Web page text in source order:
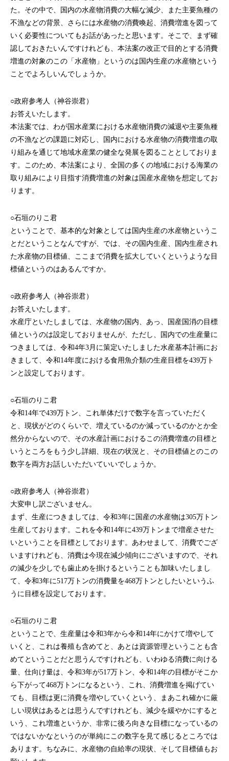
た。その中で、国内の水産物消費の大幅な減少、また主要魚種の
不漁などの背景、さらには水産物の消費喚起、消費増進を図って
いく必要性についてもお話があったと思います。そこで、まず確
認しておきたいんですけれども、本法案の改正で目的とする消費
増進の対象のこの「水産物」というのは国内生産の水産物という
ことでよろしいんでしょうか。
○政府参考人（神谷崇君）
お答えいたします。
本法案では、わが国水産業における水産物消費の減退や主要魚種
の不漁などの課題に対応し、国内における水産物の消費増進の取
り組みを通じて地域水産業の健全な発展を図ることとしておりま
す。このため、本法案により、全国の多くの地域における海業の
取り組みにより目指す消費増進の対象は国産水産物を想定してお
ります。
○石垣のりこ君
ということで、基本的な対象としては国内生産の水産物というこ
とだということなんですが、では、その国内生産、国内生産され
た水産物の目標値、ここまで消費を拡大していくというような目
標値というのはあるんですか。
○政府参考人（神谷崇君）
お答えいたします。
水産庁といたしましては、水産物の国内、あっ、国産国消の目標
値というのは設定しておりませんが、ただし、国内での生産量に
つきましては、令和4年3月に策定いたしました水産基本計画にお
きまして、令和14年度における食用魚介類の生産目標を439万ト
ンと設定しております。
○石垣のりこ君
令和14年で439万トン、これ単体だけで数字を言っていただく
と、現状がどのくらいで、増えているのか減っているのかとか全
然分からないので、その水産計画におけるこの消費増進の目標と
いうところをもう少し詳細、現在の状況と、その目標値とのこの
数字を両方お話しいただいていいでしょうか。
○政府参考人（神谷崇君）
大変申し訳ございません。
まず、生産につきましては、令和3年に国産の水産物は305万トン
生産しております。これを令和14年に439万トンまで増産させた
いということを目標としております。あわせまして、消費でござ
いますけれども、消費は今現在減少傾向にございますので、それ
の減少を少しでも歯止めを掛けるということも加味いたしまし
て、令和3年に517万トンの消費量を468万トンとしたいというふ
うに目標を設定しております。
○石垣のりこ君
ということで、生産量は令和3年から令和14年にかけて増やして
いくと、これは養殖も含めてと、あとは資源管理ということも含
めてということだと思うんですけれども、いわゆる消費に向ける
量、仕向け量は、令和3年が517万トン、令和14年の目標がそこか
ら下がって468万トンになるという、これ、消費増進を掲げてい
ても、目標は更に消費を増やしていくという、まあこれ確かに厳
しい現状はあるとは思うんですけれども、減少を緩やかにすると
いう、これ増進というか、非常に後ろ向きな目標になっているの
ではないかなというのが単純にこの数字を見て感じるところでは
あります。ちなみに、水産物の自給率の現状、そして目標値もお